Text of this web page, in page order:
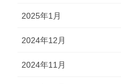
2025年1月
2024年12月
2024年11月